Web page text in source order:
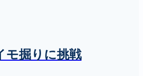
モ掘りに挑戦